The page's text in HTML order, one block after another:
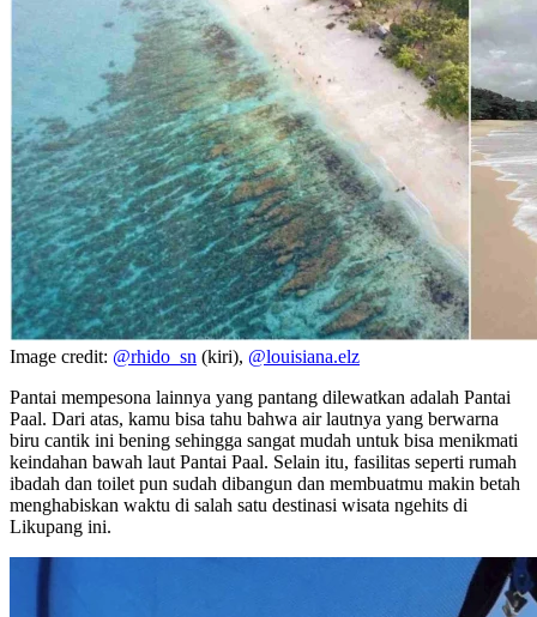
Image credit: @rhido_sn (kiri), @louisiana.elz
Pantai mempesona lainnya yang pantang dilewatkan adalah Pantai
Paal. Dari atas, kamu bisa tahu bahwa air lautnya yang berwarna
biru cantik ini bening sehingga sangat mudah untuk bisa menikmati
keindahan bawah laut Pantai Paal. Selain itu, fasilitas seperti rumah
ibadah dan toilet pun sudah dibangun dan membuatmu makin betah
menghabiskan waktu di salah satu destinasi wisata ngehits di
Likupang ini.